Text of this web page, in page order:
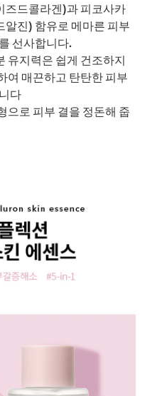
즈드콜라겐)과 피코사카
진) 함유로 메마른 피부
선사합니다.
유지력은 쉽게 건조하지
여 매끈하고 탄탄한 피부
다
으로 피부 결을 정돈해 줍